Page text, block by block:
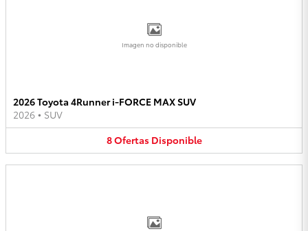
Imagen no disponible
2026 Toyota 4Runner i-FORCE MAX SUV
2026 • SUV
8Ofertas Disponible